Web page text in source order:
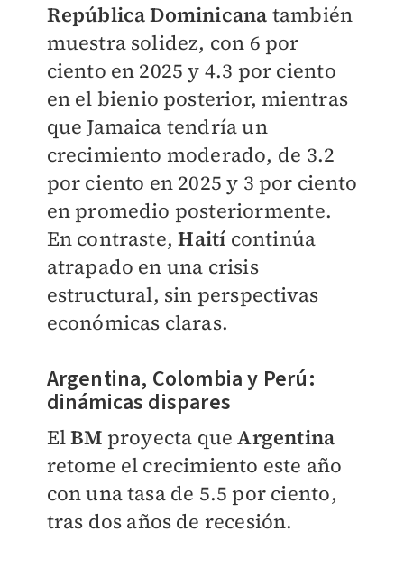
República Dominicana también
muestra solidez, con 6 por
ciento en 2025 y 4.3 por ciento
en el bienio posterior, mientras
que Jamaica tendría un
crecimiento moderado, de 3.2
por ciento en 2025 y 3 por ciento
en promedio posteriormente.
En contraste,Haití continúa
atrapado en una crisis
estructural, sin perspectivas
económicas claras.
Argentina, Colombia y Perú:
dinámicas dispares
ElBM proyecta queArgentina
retome el crecimiento este año
con una tasa de 5.5 por ciento,
tras dos años de recesión.